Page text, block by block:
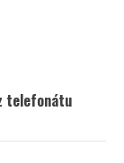
telefonátu